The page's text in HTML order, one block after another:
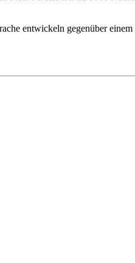
entwickeln gegenüber